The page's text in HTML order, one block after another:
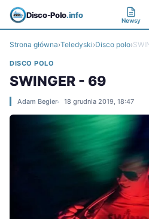
Disco-Polo.info
Newsy
Strona główna›Teledyski›Disco polo›
DISCO POLO
SWINGER - 69
Adam Begier 18 grudnia 2019, 18:47